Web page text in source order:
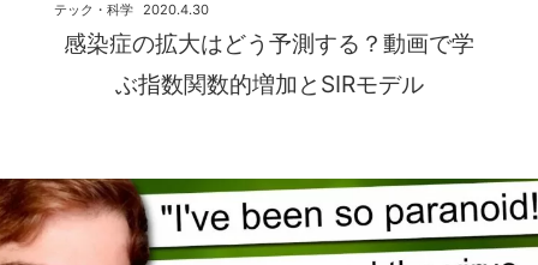
感染症の拡大はどう予測する？動画で学
ぶ指数関数的増加とSIRモデル
2020.4.30
テック・科学